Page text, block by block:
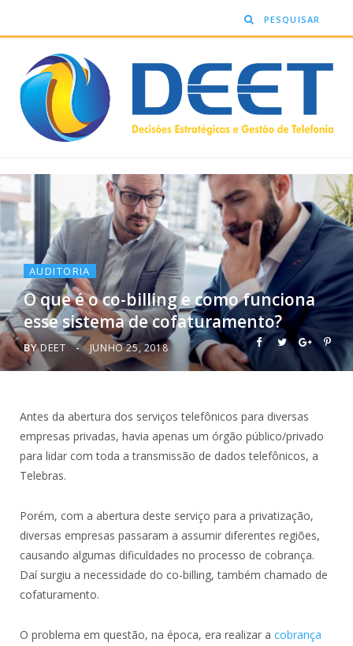
AUDITORIA
O que é o co-billing e como funciona
esse sistema de cofaturamento?
BYDEET JUNHO 25, 2018
Antes da abertura dos serviços telefônicos para diversas
empresas privadas, havia apenas um órgão público/privado
para lidar com toda a transmissão de dados telefônicos, a
Telebras.
Porém, com a abertura deste serviço para a privatização,
diversas empresas passaram a assumir diferentes regiões,
causando algumas dificuldades no processo de cobrança.
Daí surgiu a necessidade do co-billing, também chamado de
cofaturamento.
O problema em questão, na época, era realizar a cobrança